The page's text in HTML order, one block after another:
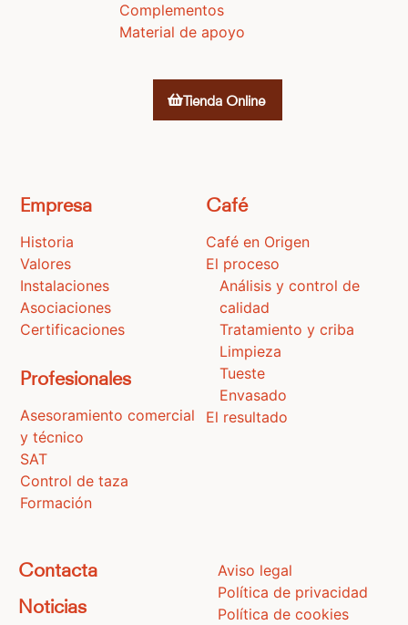
Complementos
Material de apoyo
Tienda Online
Empresa
Historia
Valores
Instalaciones
Asociaciones
Certificaciones
Profesionales
Asesoramiento comercial
y técnico
SAT
Control de taza
Formación
Café
Café en Origen
El proceso
Análisis y control de
calidad
Tratamiento y criba
Limpieza
Tueste
Envasado
El resultado
Contacta
Noticias
Aviso legal
Política de privacidad
Política de cookies